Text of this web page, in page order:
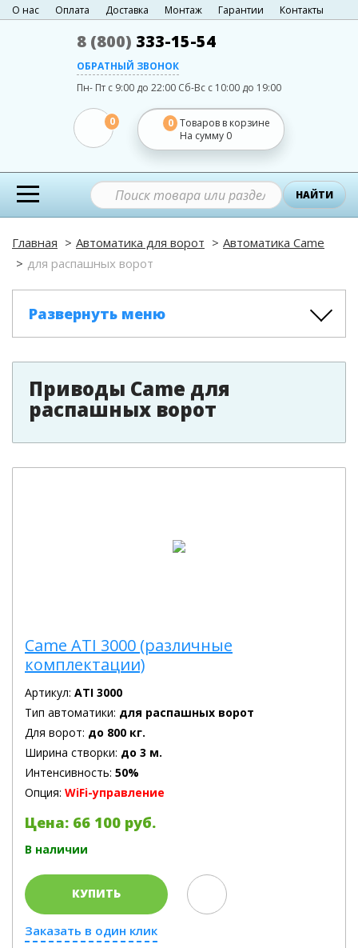
О нас Оплата Доставка Монтаж Гарантии Контакты
8 (800) 333-15-54
ОБРАТНЫЙ ЗВОНОК
Пн- Пт с 9:00 до 22:00 Сб-Вс с 10:00 до 19:00
0 0 Товаров в корзине
На сумму 0
НАЙТИ
Главная Автоматика для ворот
Автоматика Сame
для распашных ворот
Развернуть меню
Приводы Came для
распашных ворот
Came ATI 3000 (различные
комплектации)
Артикул: ATI 3000
Тип автоматики: для распашных ворот
Для ворот: до 800 кг.
Ширина створки: до 3 м.
Интенсивность: 50%
Опция: WiFi-управление
Цена: 66 100 руб.
В наличии
КУПИТЬ
Заказать в один клик